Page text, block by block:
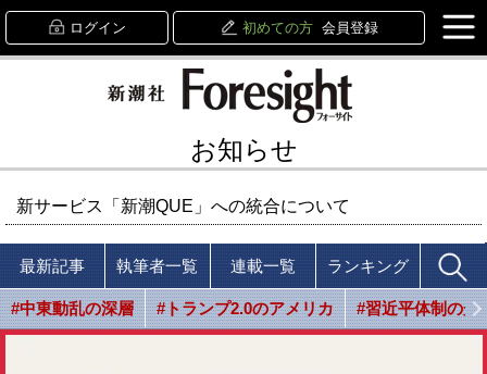
ログイン 初めての方 会員登録
お知らせ
新サービス「新潮QUE」への統合について
最新記事 執筆者一覧 連載一覧 ランキング
#中東動乱の深層 #トランプ2.0のアメリカ #習近平体制の光